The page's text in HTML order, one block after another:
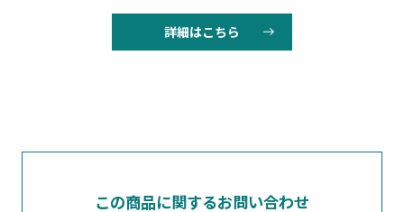
詳細はこちら
この商品に関するお問い合わせ